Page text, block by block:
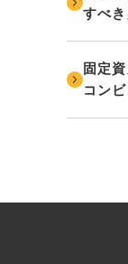
すべ
固定
コン